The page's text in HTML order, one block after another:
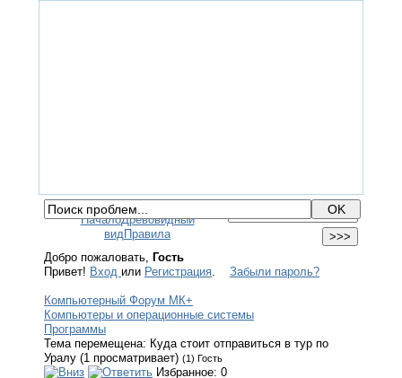
НачалоДревовидный
видПравила
Добро пожаловать, Гость
Привет! Вход или Регистрация. Забыли пароль?
Компьютерный Форум МК+
Компьютеры и операционные системы
Программы
Тема перемещена: Куда стоит отправиться в тур по
Уралу (1 просматривает) (1) Гость
Избранное: 0